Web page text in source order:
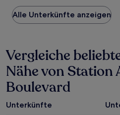
Preis
pro
Nacht,
den
letzten
24 Stunden
für
einen
mit
Alle Unterkünfte anzeigen
Vergleiche
Nähe von Station
Boulevard
Unterkünfte